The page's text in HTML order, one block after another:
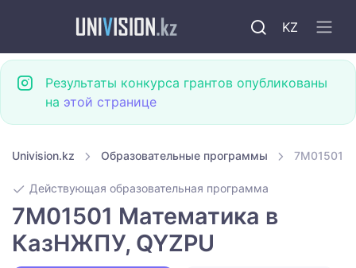
KZ
Результаты конкурса грантов опубликованы
на этой странице
Univision.kz Образовательные программы 7M01501
Действующая образовательная программа
7M01501 Математика в
КазНЖПУ, QYZPU